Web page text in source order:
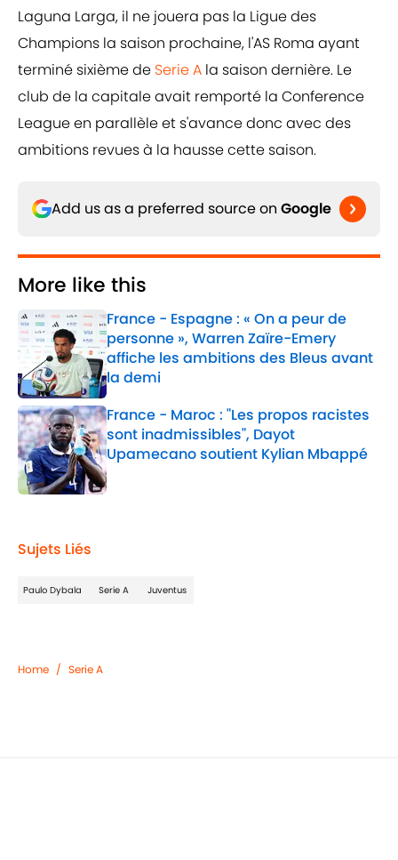
Laguna Larga, il ne jouera pas la Ligue des
Champions la saison prochaine, l'AS Roma ayant
terminé sixième de Serie A la saison dernière. Le
club de la capitale avait remporté la Conference
League en parallèle et s'avance donc avec des
ambitions revues à la hausse cette saison.
Add us as a preferred source on Google
More like this
France - Espagne : « On a peur de
personne », Warren Zaïre-Emery
affiche les ambitions des Bleus avant
la demi
Published by on Invalid Date
France - Maroc : "Les propos racistes
sont inadmissibles", Dayot
Upamecano soutient Kylian Mbappé
Published by on Invalid Date
Sujets Liés
Paulo Dybala Serie A Juventus
Home / Serie A